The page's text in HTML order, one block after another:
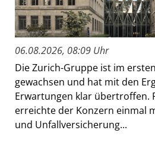
06.08.2026, 08:09 Uhr
Die Zurich-Gruppe ist im
gewachsen und hat mit den
Erwartungen klar übertroffen.
erreichte der Konzern einmal
und Unfallversicherung...